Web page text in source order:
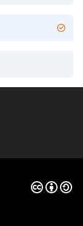
Con
(Enlace